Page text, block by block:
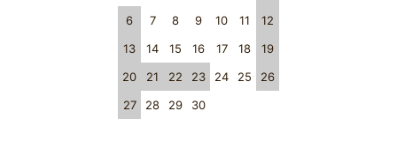
6
7 8 9 10 11
12
13
14 15 16 17 18
19
20
21 22 23 24 25
26
27
28 29 30